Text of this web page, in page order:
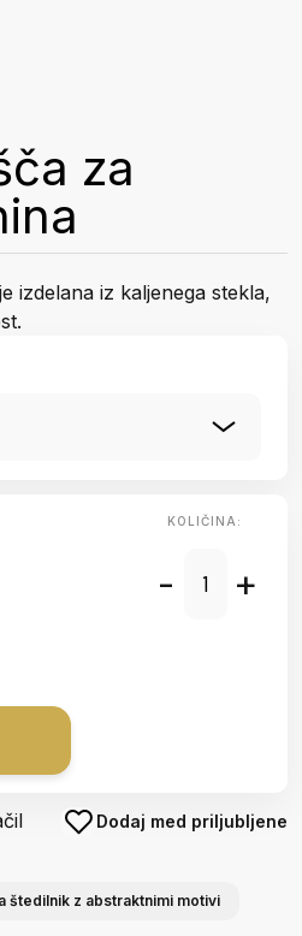
za
izdelana iz kaljenega stekla,
KOLIČINA:
- +
Dodaj med priljubljene
štedilnik z abstraktnimi motivi